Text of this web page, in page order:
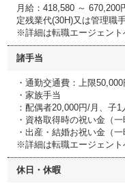
月給：418,580 ～ 670,200
定残業代(30H)又は管理職
※詳細は転職エージェント
諸手当
・通勤交通費：上限50,000
・家族手当
：配偶者20,000円/月、子1
・資格取得時の祝い金（一
・出産・結婚お祝い金（一
※詳細は転職エージェント
休日・休暇